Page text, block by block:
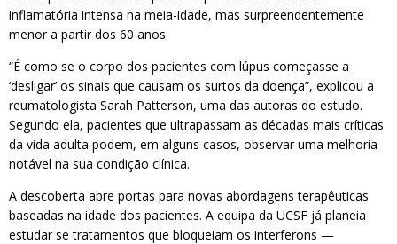
inflamatória intensa na meia-idade, mas surpreendentemente
menor a partir dos 60 anos.
“É como se o corpo dos pacientes com lúpus começasse a
‘desligar’ os sinais que causam os surtos da doença”, explicou a
reumatologista Sarah Patterson, uma das autoras do estudo.
Segundo ela, pacientes que ultrapassam as décadas mais críticas
da vida adulta podem, em alguns casos, observar uma melhoria
notável na sua condição clínica.
A descoberta abre portas para novas abordagens terapêuticas
baseadas na idade dos pacientes. A equipa da UCSF já planeia
estudar se tratamentos que bloqueiam os interferons —